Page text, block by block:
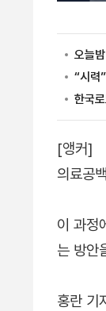
[앵커]
의료공
이 과정
는 방안
홍란 기